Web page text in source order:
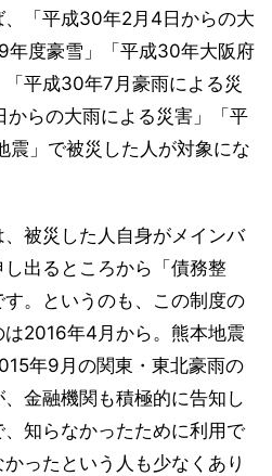
「平成30年2月4日からの大
年度豪雪」「平成30年大阪府
平成30年7月豪雨による災
らの大雨による災害」「平
震」で被災した人が対象にな
被災した人自身がメインバ
出るところから「債務整
。というのも、この制度の
2016年4月から。熊本地震
年9月の関東・東北豪雨の
金融機関も積極的に告知し
知らなかったために利用で
ったという人も少なくあり